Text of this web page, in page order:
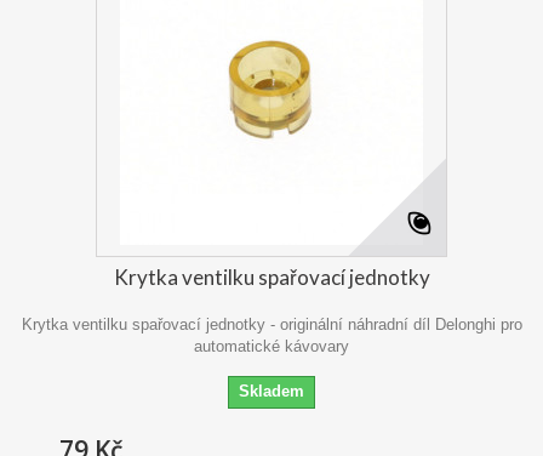
Krytka ventilku spařovací jednotky
Krytka ventilku spařovací jednotky - originální náhradní díl Delonghi pro
automatické kávovary
Skladem